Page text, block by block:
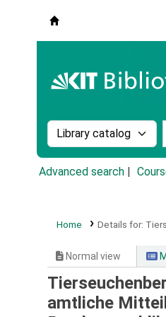
Search the catalog
Advanced search
Home Details for:
Normal view
amtliche